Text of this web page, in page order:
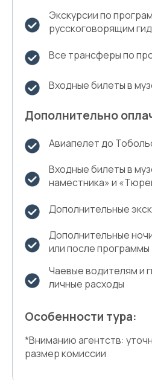
Экскурсии по
русскоговорящим
Все трансферы по
Входные билеты в
Дополнительно
Авиапелет до
Входные билеты в
наместника» и
Дополнительные
Дополнительные
или после программы
Чаевые водителям и
личные расходы
Особенности тура:
*Вниманию агентств:
размер комиссии